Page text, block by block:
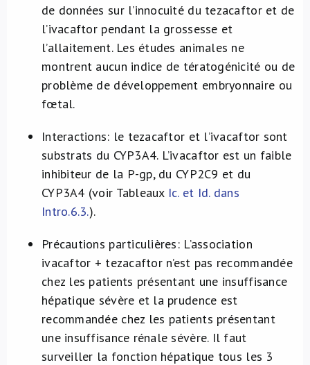
de données sur l’innocuité du tezacaftor et de
l’ivacaftor pendant la grossesse et
l’allaitement. Les études animales ne
montrent aucun indice de tératogénicité ou de
problème de développement embryonnaire ou
fœtal.
Interactions: le tezacaftor et l’ivacaftor sont
substrats du CYP3A4. L’ivacaftor est un faible
inhibiteur de la P-gp, du CYP2C9 et du
CYP3A4 (voir Tableaux Ic. et Id. dans
Intro.6.3.).
Précautions particulières: L’association
ivacaftor + tezacaftor n’est pas recommandée
chez les patients présentant une insuffisance
hépatique sévère et la prudence est
recommandée chez les patients présentant
une insuffisance rénale sévère. Il faut
surveiller la fonction hépatique tous les 3